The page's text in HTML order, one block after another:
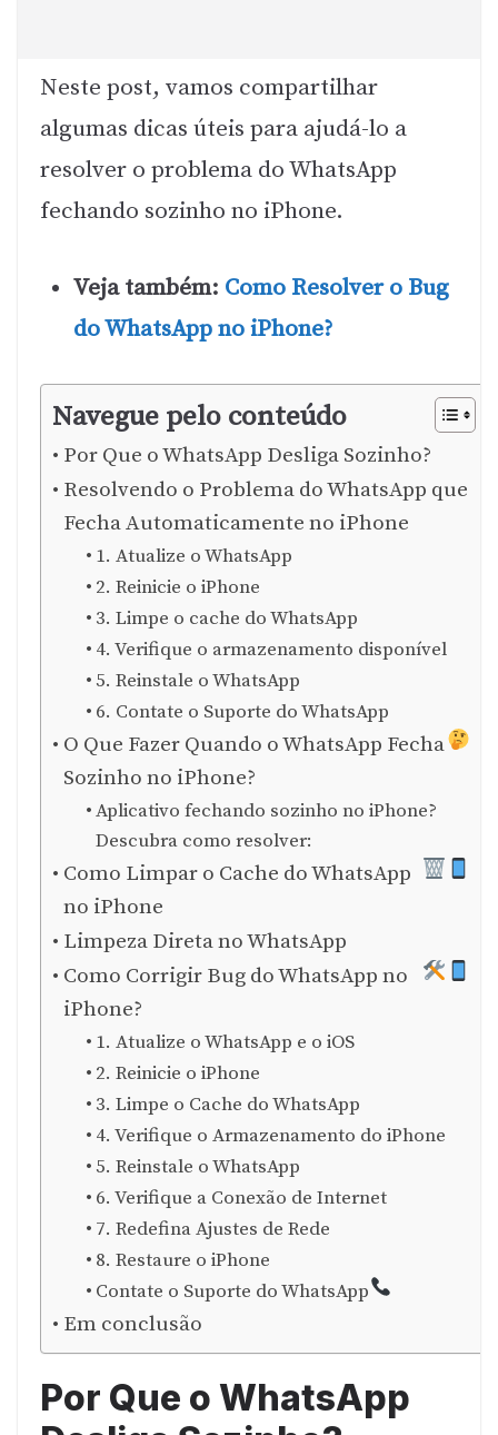
Neste post, vamos compartilhar
algumas dicas úteis para ajudá-lo a
resolver o problema do WhatsApp
fechando sozinho no iPhone.
Veja também: Como Resolver o Bug
do WhatsApp no iPhone?
Navegue pelo conteúdo
Por Que o WhatsApp Desliga Sozinho?
Resolvendo o Problema do WhatsApp que
Fecha Automaticamente no iPhone
1. Atualize o WhatsApp
2. Reinicie o iPhone
3. Limpe o cache do WhatsApp
4. Verifique o armazenamento disponível
5. Reinstale o WhatsApp
6. Contate o Suporte do WhatsApp
O Que Fazer Quando o WhatsApp Fecha
Sozinho no iPhone?
Aplicativo fechando sozinho no iPhone?
Descubra como resolver:
Como Limpar o Cache do WhatsApp
no iPhone
Limpeza Direta no WhatsApp
Como Corrigir Bug do WhatsApp no
iPhone?
1. Atualize o WhatsApp e o iOS
2. Reinicie o iPhone
3. Limpe o Cache do WhatsApp
4. Verifique o Armazenamento do iPhone
5. Reinstale o WhatsApp
6. Verifique a Conexão de Internet
7. Redefina Ajustes de Rede
8. Restaure o iPhone
Contate o Suporte do WhatsApp
Em conclusão
Por Que o WhatsApp